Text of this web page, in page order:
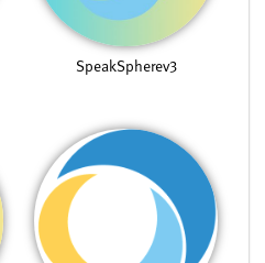
SpeakSpherev3